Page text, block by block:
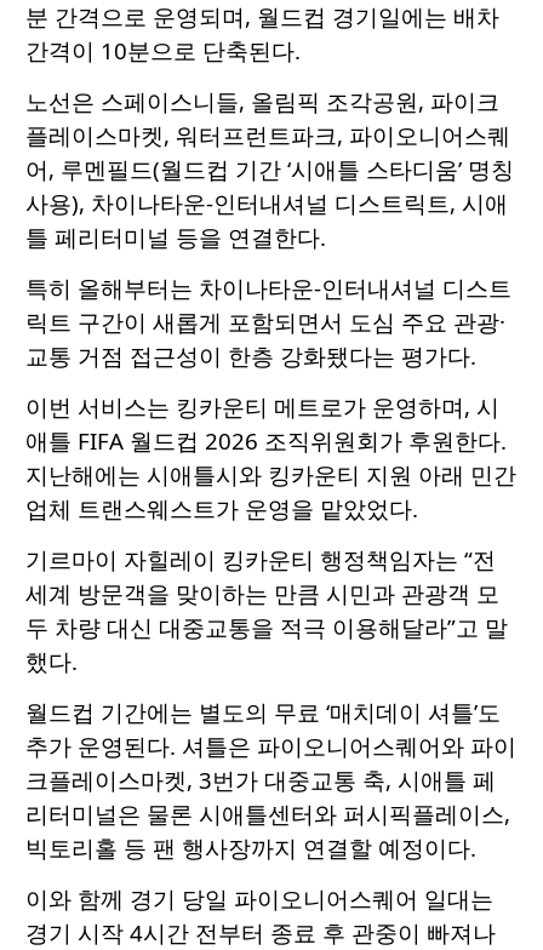
분 간격으로 운영되며, 월드컵 경기일에는 배차
간격이 10분으로 단축된다.
노선은 스페이스니들, 올림픽 조각공원, 파이크
플레이스마켓, 워터프런트파크, 파이오니어스퀘
어, 루멘필드(월드컵 기간 ‘시애틀 스타디움’ 명칭
사용), 차이나타운-인터내셔널 디스트릭트, 시애
틀 페리터미널 등을 연결한다.
특히 올해부터는 차이나타운-인터내셔널 디스트
릭트 구간이 새롭게 포함되면서 도심 주요 관광·
교통 거점 접근성이 한층 강화됐다는 평가다.
이번 서비스는 킹카운티 메트로가 운영하며, 시
애틀 FIFA 월드컵 2026 조직위원회가 후원한다.
지난해에는 시애틀시와 킹카운티 지원 아래 민간
업체 트랜스웨스트가 운영을 맡았었다.
기르마이 자힐레이 킹카운티 행정책임자는 “전
세계 방문객을 맞이하는 만큼 시민과 관광객 모
두 차량 대신 대중교통을 적극 이용해달라”고 말
했다.
월드컵 기간에는 별도의 무료 ‘매치데이 셔틀’도
추가 운영된다. 셔틀은 파이오니어스퀘어와 파이
크플레이스마켓, 3번가 대중교통 축, 시애틀 페
리터미널은 물론 시애틀센터와 퍼시픽플레이스,
빅토리홀 등 팬 행사장까지 연결할 예정이다.
이와 함께 경기 당일 파이오니어스퀘어 일대는
경기 시작 4시간 전부터 종료 후 관중이 빠져나